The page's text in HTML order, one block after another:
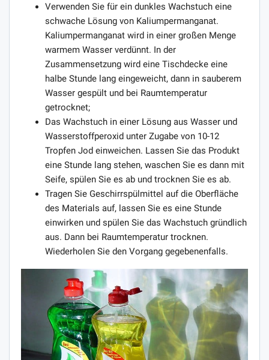
Verwenden Sie für ein dunkles Wachstuch eine
schwache Lösung von Kaliumpermanganat.
Kaliumpermanganat wird in einer großen Menge
warmem Wasser verdünnt. In der
Zusammensetzung wird eine Tischdecke eine
halbe Stunde lang eingeweicht, dann in sauberem
Wasser gespült und bei Raumtemperatur
getrocknet;
Das Wachstuch in einer Lösung aus Wasser und
Wasserstoffperoxid unter Zugabe von 10-12
Tropfen Jod einweichen. Lassen Sie das Produkt
eine Stunde lang stehen, waschen Sie es dann mit
Seife, spülen Sie es ab und trocknen Sie es ab.
Tragen Sie Geschirrspülmittel auf die Oberfläche
des Materials auf, lassen Sie es eine Stunde
einwirken und spülen Sie das Wachstuch gründlich
aus. Dann bei Raumtemperatur trocknen.
Wiederholen Sie den Vorgang gegebenenfalls.